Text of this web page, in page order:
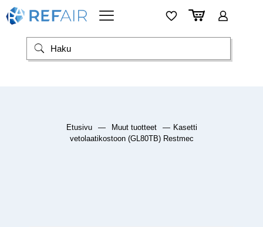
Etusivu — Muut tuotteet — Kasetti
vetolaatikostoon (GL80TB) Restmec